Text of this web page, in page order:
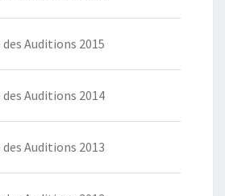
Auditions 2015
Auditions 2014
Auditions 2013